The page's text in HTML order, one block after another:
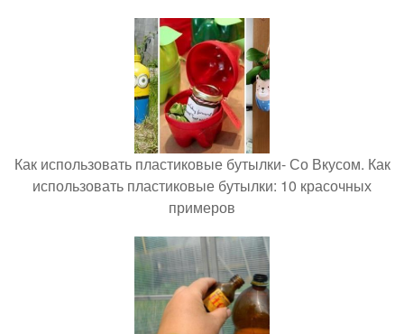
Как использовать пластиковые бутылки- Со Вкусом. Как
использовать пластиковые бутылки: 10 красочных
примеров